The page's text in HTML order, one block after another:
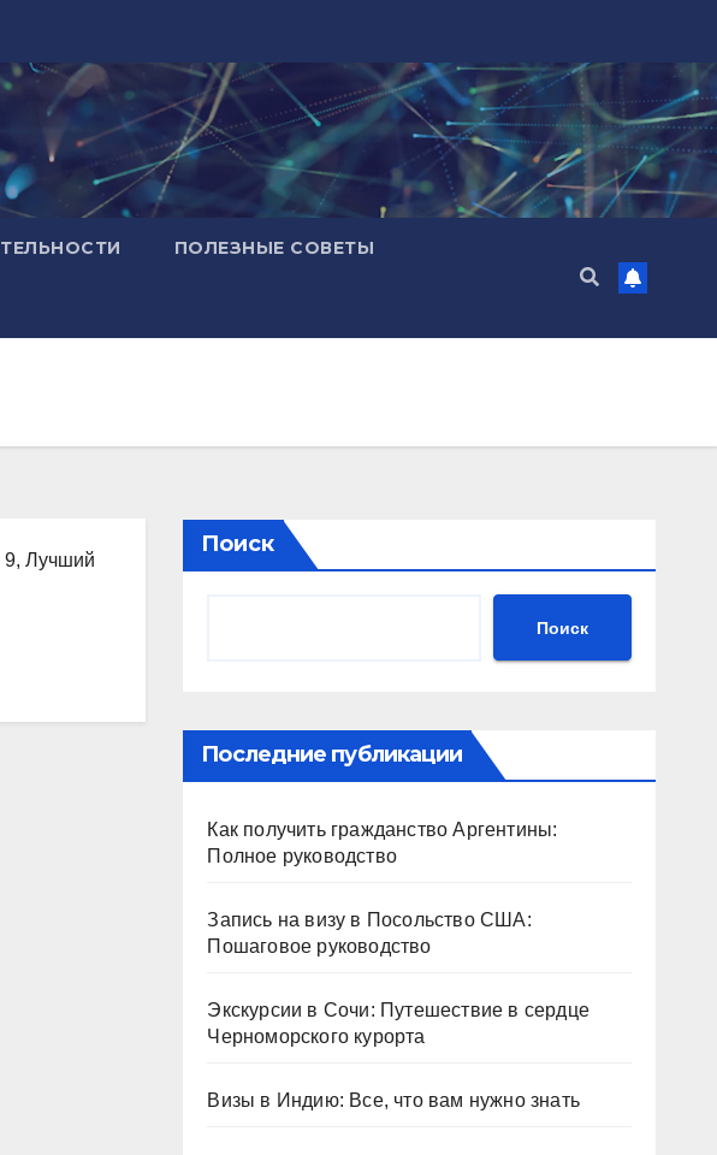
ПОЛЕЗНЫЕ СОВЕТЫ
9, Лучший
Поиск
Поиск
Последние публикации
Как получить гражданство Аргентины:
Полное руководство
Запись на визу в Посольство США:
Пошаговое руководство
Экскурсии в Сочи: Путешествие в сердце
Черноморского курорта
Визы в Индию: Все, что вам нужно знать